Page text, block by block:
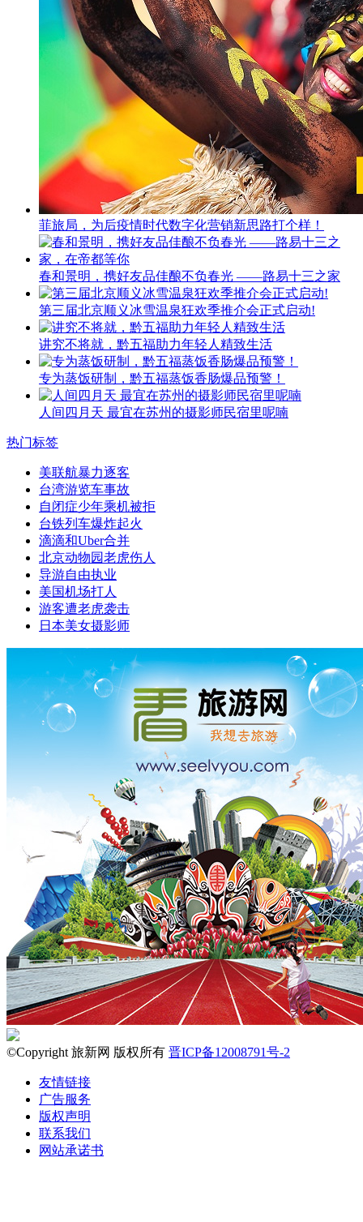
菲旅局，为后疫情时代数字化营销新思路打个样！
春和景明，携好友品佳酿不负春光 ——路易十三之家
第三届北京顺义冰雪温泉狂欢季推介会正式启动!
讲究不将就，黔五福助力年轻人精致生活
专为蒸饭研制，黔五福蒸饭香肠爆品预警！
人间四月天 最宜在苏州的摄影师民宿里呢喃
热门标签
美联航暴力逐客
台湾游览车事故
自闭症少年乘机被拒
台铁列车爆炸起火
滴滴和Uber合并
北京动物园老虎伤人
导游自由执业
美国机场打人
游客遭老虎袭击
日本美女摄影师
©Copyright 旅新网 版权所有 晋ICP备12008791号-2
友情链接
广告服务
版权声明
联系我们
网站承诺书